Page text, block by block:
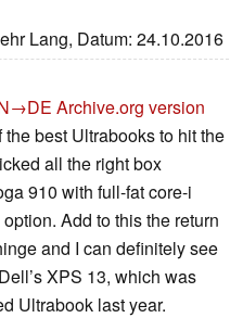
Lang, Datum: 24.10.2016
Archive.org version
best Ultrabooks to hit the
all the right box
910 with full-fat core-i
Add to this the return
and I can definitely see
XPS 13, which was
Ultrabook last year.